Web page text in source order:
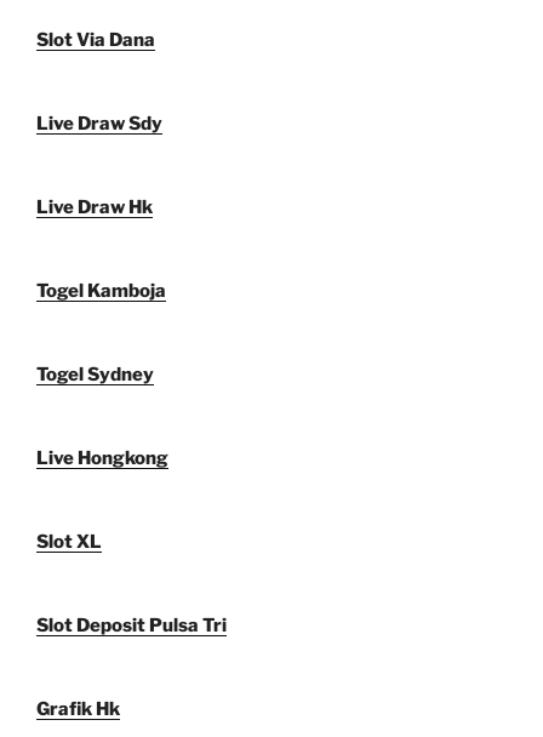
Slot Via Dana
Live Draw Sdy
Live Draw Hk
Togel Kamboja
Togel Sydney
Live Hongkong
Slot XL
Slot Deposit Pulsa Tri
Grafik Hk